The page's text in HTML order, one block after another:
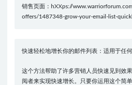
销售页面：hXXps://
offers/1487348-grow-your-email-list-
快速轻松地增长你的邮件列表：适用于任
这个方法帮助了许多营销人员快速见到效
阅者来实现快速增长。只要你运用这个简